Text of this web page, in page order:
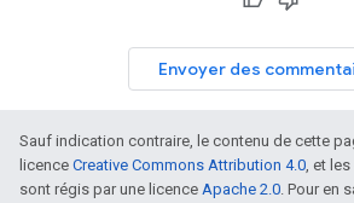
Envoyer des
Sauf indication contraire, le contenu de cette
licence Creative Commons Attribution 4.0, et
sont régis par une licence Apache 2.0. Pour en